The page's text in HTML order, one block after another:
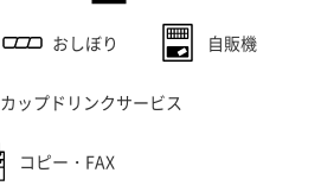
おしぼり 自販機
カップドリンクサービス
コピー・FAX